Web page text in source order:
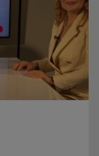
o poveste despre